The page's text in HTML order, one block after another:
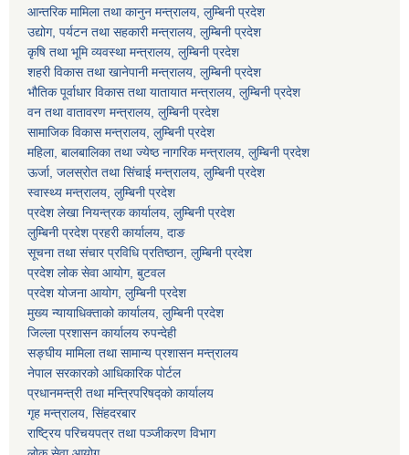
आन्तरिक मामिला तथा कानुन मन्त्रालय, लुम्बिनी प्रदेश
उद्योग, पर्यटन तथा सहकारी मन्त्रालय, लुम्बिनी प्रदेश
कृषि तथा भूमि व्यवस्था मन्त्रालय, लुम्बिनी प्रदेश
शहरी विकास तथा खानेपानी मन्त्रालय, लुम्बिनी प्रदेश
भौतिक पूर्वाधार विकास तथा यातायात मन्त्रालय, लुम्बिनी प्रदेश
वन तथा वातावरण मन्त्रालय, लुम्बिनी प्रदेश
सामाजिक विकास मन्त्रालय, लुम्बिनी प्रदेश
महिला, बालबालिका तथा ज्येष्ठ नागरिक मन्त्रालय, लुम्बिनी प्रदेश
ऊर्जा, जलस्रोत तथा सिंचाई मन्त्रालय, लुम्बिनी प्रदेश
स्वास्थ्य मन्त्रालय, लुम्बिनी प्रदेश
प्रदेश लेखा नियन्त्रक कार्यालय, लुम्बिनी प्रदेश
लुम्बिनी प्रदेश प्रहरी कार्यालय, दाङ
सूचना तथा संचार प्रविधि प्रतिष्ठान, लुम्बिनी प्रदेश
प्रदेश लोक सेवा आयोग, बुटवल
प्रदेश योजना आयोग, लुम्बिनी प्रदेश
मुख्य न्यायाधिक्ताको कार्यालय, लुम्बिनी प्रदेश
जिल्ला प्रशासन कार्यालय रुपन्देही
सङ्घीय मामिला तथा सामान्य प्रशासन मन्त्रालय
नेपाल सरकारको आधिकारिक पोर्टल
प्रधानमन्त्री तथा मन्त्रिपरिषद्को कार्यालय
गृह मन्त्रालय, सिंहदरबार
राष्ट्रिय परिचयपत्र तथा पञ्जीकरण विभाग